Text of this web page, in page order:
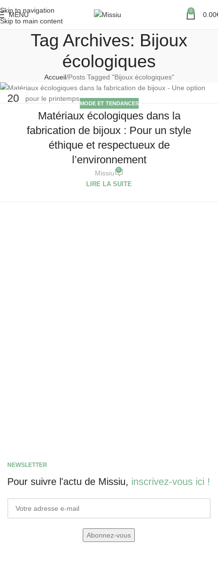
Skip to navigation
Skip to main content
MENU 0 0.00
Tag Archives: Bijoux
écologiques
Accueil Posts Tagged "Bijoux écologiques"
20 MODE ET TENDANCES
Matériaux écologiques dans la
fabrication de bijoux : Pour un style
éthique et respectueux de
l’environnement
Missiu 0
LIRE LA SUITE
NEWSLETTER
Pour suivre l'actu de Missiu, inscrivez-vous ici !